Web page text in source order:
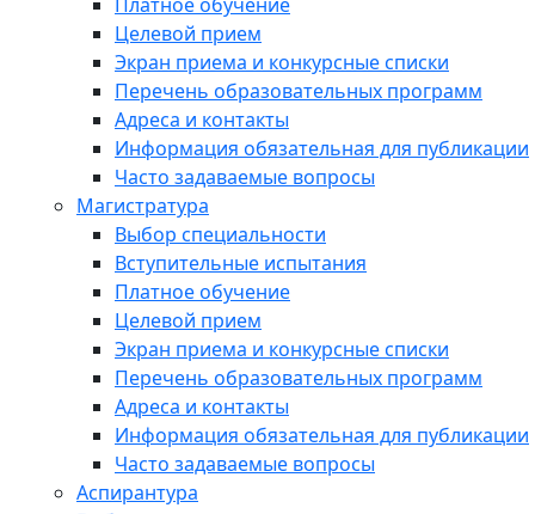
Целевой прием
Экран приема и конкурсные списки
Перечень образовательных программ
Адреса и контакты
Информация обязательная для публикации
Часто задаваемые вопросы
Магистратура
Выбор специальности
Вступительные испытания
Платное обучение
Целевой прием
Экран приема и конкурсные списки
Перечень образовательных программ
Адреса и контакты
Информация обязательная для публикации
Часто задаваемые вопросы
Аспирантура